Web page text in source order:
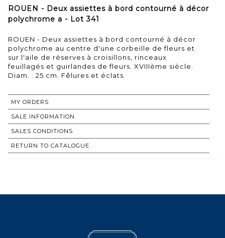
ROUEN - Deux assiettes à bord contourné à décor
polychrome a - Lot 341
ROUEN - Deux assiettes à bord contourné à décor
polychrome au centre d'une corbeille de fleurs et
sur l'aile de réserves à croisillons, rinceaux
feuillagés et guirlandes de fleurs. XVIIIème siècle.
Diam. : 25 cm. Fêlures et éclats.
MY ORDERS
SALE INFORMATION
SALES CONDITIONS
RETURN TO CATALOGUE